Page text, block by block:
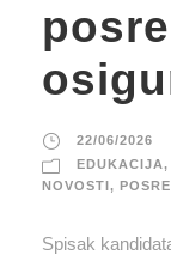
22/06/2026
EDUKACIJA,
NOVOSTI,
Spisak